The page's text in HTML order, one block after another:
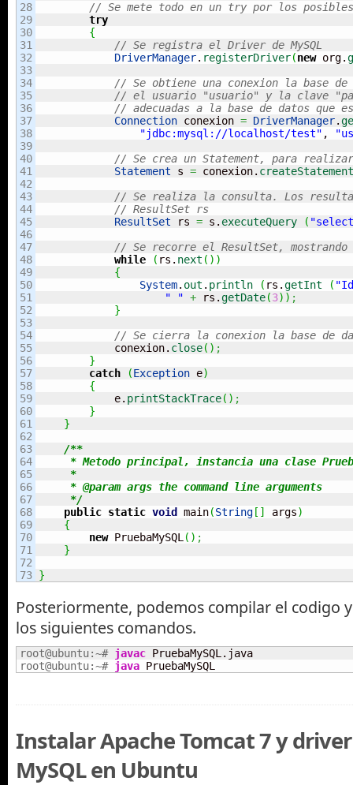
28
29
30
31
32
33
34
35
36
37
38
39
40
41
42
43
44
45
46
47
48
49
50
51
52
53
54
55
56
57
58
59
60
61
62
63
64
65
66
67
68
69
70
71
72
// Se mete todo en un try por los posibles
try
{
// Se registra el Driver de MySQL
DriverManager. registerDriver(new org.
// Se obtiene una conexion la base de
// el usuario "usuario" y la clave
// adecuadas a la base de datos que
Connection conexion = DriverManager.
"jdbc:mysql://localhost/test" ,
// Se crea un Statement, para
Statement s = conexion. createStatement
// Se realiza la consulta. Los
// ResultSet rs
ResultSet rs = s. executeQuery (
// Se recorre el ResultSet,
while
( rs. next ( ) )
{
System. out . println ( rs.getInt (
" " + rs.getDate(3) ) ;
}
// Se cierra la conexion la base de
            conexion.
close( ) ;
}
catch
(Exception e)
{
            e.
printStackTrace( ) ;
}
}
/**
* Metodo principal, instancia una clase
     *
     * @param args the command line arguments
     */
public static void main(String [ ] args)
{
new PruebaMySQL ( ) ;
}
}
Posteriormente, podemos compilar el codigo
los siguientes comandos.
root@ubuntu:~# javac
root@ubuntu:~# java PruebaMySQL
Instalar Apache Tomcat 7 y driver
MySQL en Ubuntu